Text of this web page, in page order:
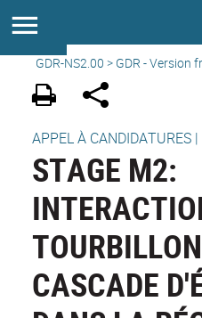
GDR-NS2.00 > GDR - Version
APPEL À CANDIDATURES |
STAGE M2:
CASCADE